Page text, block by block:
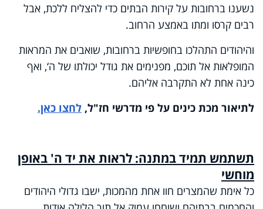
נשענו ברחובות על קירות הבתים כדי להצליח ללכת, אבל
רבים קרסו ומתו באמצע הרחוב.
והיהודים התהלכו בחופשיות ברחובות, שואבים את המראות
המופלאות אל תוכם, מפנימים את גודל יכולתו של ה‘, ואף
כינה אחת לא התקרבה אליהם.
לתיאור מכת כינים על פי מדרשי חז"ל, לחצו כאן.
תשתמש תמיד במתנה: לראות את יד ה' באופן
מוחשי
כל אימת שהמצרים חוו אחת מהמכות, ישבו גדולי היהודים